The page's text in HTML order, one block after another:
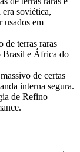
soviética,
usados em
de terras raras
Brasil e África do
de certas
interna segura.
de Refino